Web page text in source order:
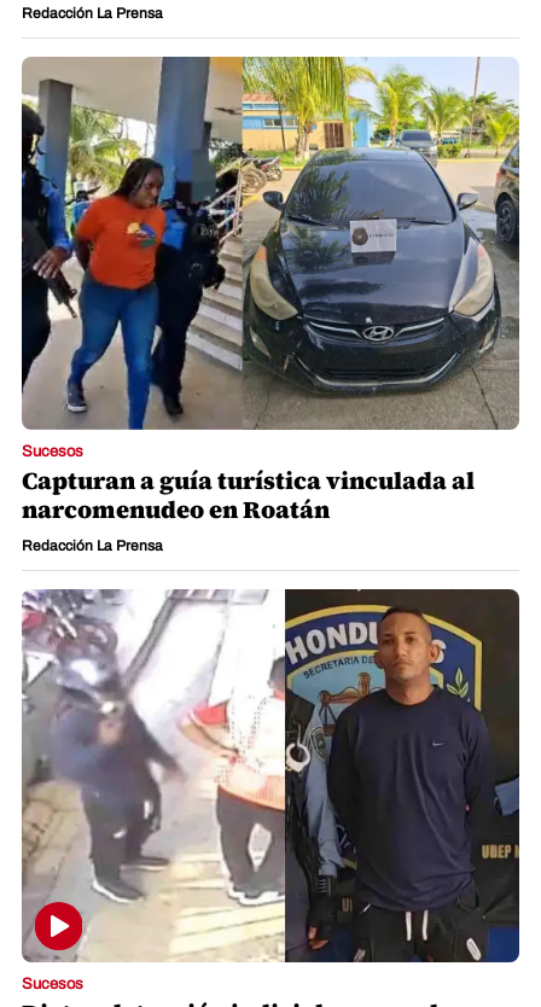
Redacción La Prensa
Sucesos
Capturan a guía turística vinculada al
narcomenudeo en Roatán
Redacción La Prensa
Sucesos